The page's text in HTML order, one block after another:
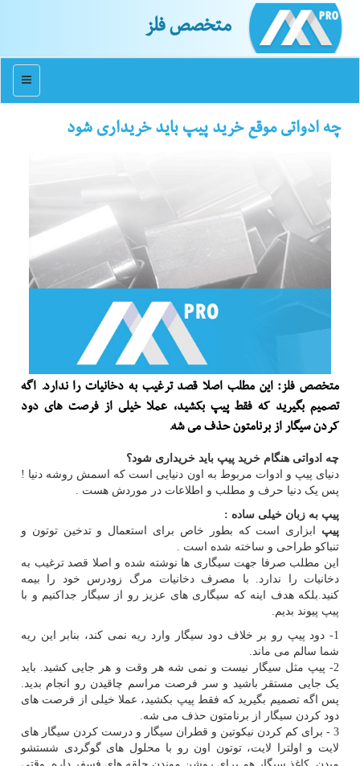
متخصص فلز
منو
چه ادواتی موقع خرید پیپ باید خریداری شود
متخصص فلز: این مطلب اصلا قصد ترغیب به دخانیات را ندارد. اگه
تصمیم بگیرید كه فقط پیپ بكشید، عملا خیلی از فرصت های دود
كردن سیگار از برنامتون حذف می شه.
چه ادواتی هنگام خرید پیپ باید خریداری شود؟
دنیای پیپ و ادوات مربوط به اون دنیایی است که اسمش روشه دنیا !
پس یک دنیا حرف و مطلب و اطلاعات در موردش هست .
پیپ به زبان خیلی ساده :
پیپ ابزاری است که بطور خاص برای استعمال و تدخین توتون و
تنباکو طراحی و ساخته شده است .
این مطلب صرفا جهت سیگاری ها نوشته شده و اصلا قصد ترغیب به
دخانیات را ندارد. با مصرف دخانیات مرگ زودرس خود را بیمه
کنید.بلکه هدف اینه که سیگاری های عزیز رو از سیگار جداکنیم و با
پیپ پیوند بدیم.
1- دود پیپ رو بر خلاف دود سیگار وارد ریه نمی کند، بنابر این ریه
شما سالم می ماند.
2- پیپ مثل سیگار نیست و نمی شه هر وقت و هر جایی کشید. باید
یک جایی مستقر باشید و سر فرصت مراسم چاقیدن رو انجام بدید.
پس اگه تصمیم بگیرید که فقط پیپ بکشید، عملا خیلی از فرصت های
دود کردن سیگار از برنامتون حذف می شه.
3 - برای کم کردن نیکوتین و قطران سیگار و درست کردن سیگار های
لایت و اولترا لایت، توتون اون رو با محلول های گوگردی شستشو